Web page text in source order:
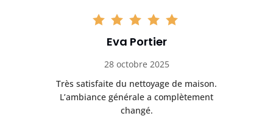
Eva Portier
28 octobre 2025
Très satisfaite du nettoyage de maison.
L’ambiance générale a complètement
changé.